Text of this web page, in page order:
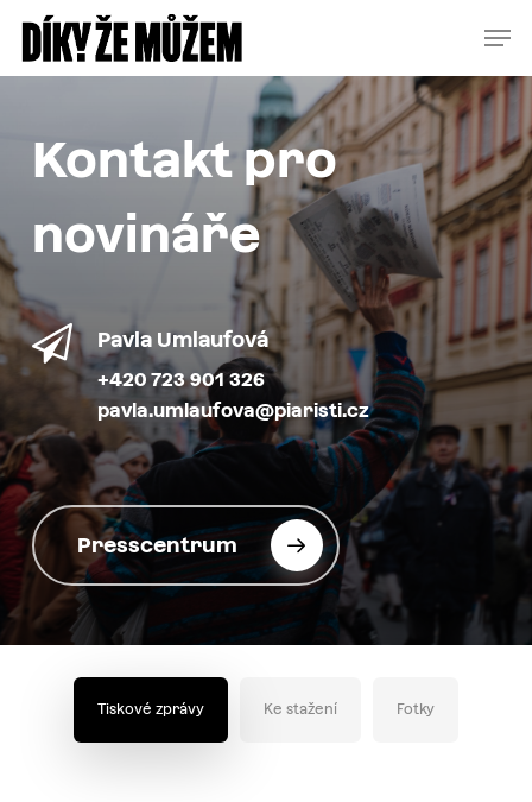
main
Kontakt pro
novináře
Pavla Umlaufová
+420 723 901 326
pavla.umlaufova@piaristi.cz
Presscentrum
Tiskové zprávy Ke stažení Fotky